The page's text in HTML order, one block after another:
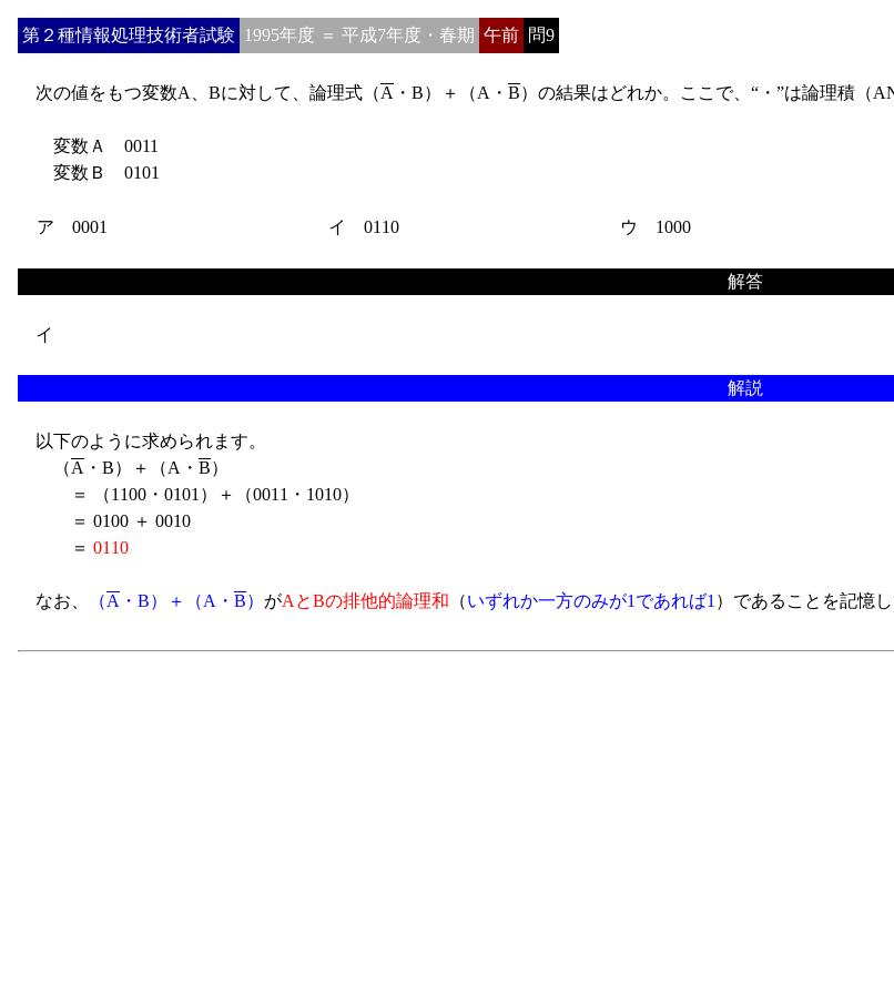
第２種情報処理技術者試験 1995年度 ＝ 平成7年度・春期 午前 問9
次の値をもつ変数A、Bに対して、論理式（A ・B）＋（A・ B）の結果はどれか。ここで、“・”は論理積（
変数Ａ 0011
変数Ｂ 0101
ア 0001 イ 0110 ウ 1000
解答
イ
解説
以下のように求められます。
（A ・B）＋（A・ B）
＝ （1100・0101）＋（0011・1010）
＝ 0100 ＋ 0010
＝ 0110
なお、 （A ・B）＋（A・ B） がAとBの排他的論理和 （いずれか一方のみが1であれば1 ）であることを記憶